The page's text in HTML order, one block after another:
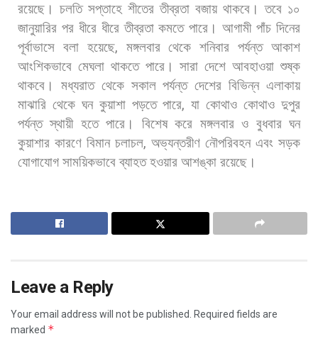
রয়েছে। চলতি সপ্তাহে শীতের তীব্রতা বজায় থাকবে। তবে ১০
জানুয়ারির পর ধীরে ধীরে তীব্রতা কমতে পারে। আগামী পাঁচ দিনের
পূর্বাভাসে বলা হয়েছে, মঙ্গলবার থেকে শনিবার পর্যন্ত আকাশ
আংশিকভাবে মেঘলা থাকতে পারে। সারা দেশে আবহাওয়া শুষ্ক
থাকবে।
মধ্যরাত থেকে সকাল পর্যন্ত দেশের বিভিন্ন এলাকায়
মাঝারি থেকে ঘন কুয়াশা পড়তে পারে,যা কোথাও কোথাও দুপুর
পর্যন্ত স্থায়ী হতে পারে। বিশেষ করে মঙ্গলবার ও বুধবার ঘন
কুয়াশার কারণে বিমান চলাচল, অভ্যন্তরীণ নৌপরিবহন এবং সড়ক
যোগাযোগ সাময়িকভাবে ব্যাহত হওয়ার আশঙ্কা রয়েছে।
Leave a Reply
Your email address will not be published.
Required fields are
marked *